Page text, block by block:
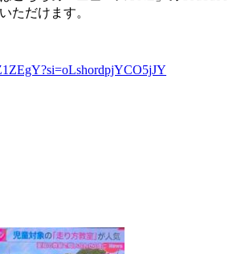
ただけます。